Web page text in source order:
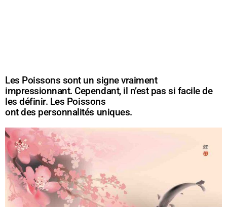
Les Poissons sont un signe vraiment
impressionnant. Cependant, il n’est pas si facile de
les définir. Les Poissons
ont des personnalités uniques.